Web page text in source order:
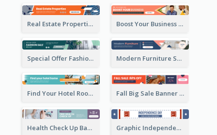
Real Estate Properties Banner Ad Boost Your Business Banner Ad
Special Offer Fashion Sale Banner Ad Modern Furniture Shopping Sale Banner Ad
Find Your Hotel Room Banner Ad Fall Big Sale Banner Ad
Health Check Up Banner Ad Graphic Independence Day Leaderboard